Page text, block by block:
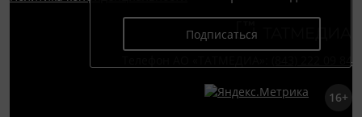
Подписаться
(843) 222 09 84
16+